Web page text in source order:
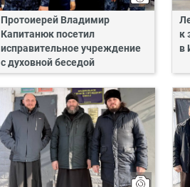
Протоиерей Владимир
Капитанюк посетил
исправительное учреждение
с духовной беседой
к
в